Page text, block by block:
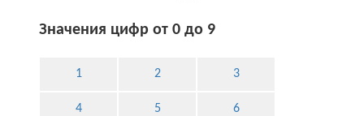
Значения цифр от 0 до 9
1 2 3
4 5 6